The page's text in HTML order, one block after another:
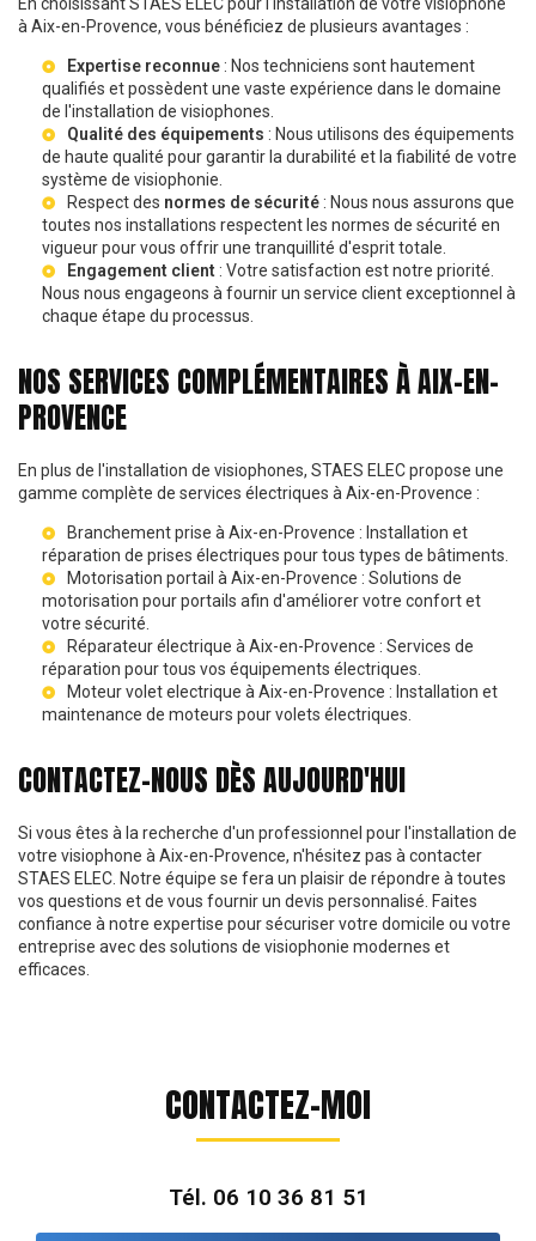
à Aix-en-Provence, vous bénéficiez de plusieurs avantages :
Expertise reconnue : Nos techniciens sont hautement
qualifiés et possèdent une vaste expérience dans le domaine
de l'installation de visiophones.
Qualité des équipements : Nous utilisons des équipements
de haute qualité pour garantir la durabilité et la fiabilité de votre
système de visiophonie.
Respect des normes de sécurité : Nous nous assurons que
toutes nos installations respectent les normes de sécurité en
vigueur pour vous offrir une tranquillité d'esprit totale.
Engagement client : Votre satisfaction est notre priorité.
Nous nous engageons à fournir un service client exceptionnel à
chaque étape du processus.
NOS SERVICES COMPLÉMENTAIRES À AIX-EN-
PROVENCE
En plus de l'installation de visiophones, STAES ELEC propose une
gamme complète de services électriques à Aix-en-Provence :
Branchement prise à Aix-en-Provence : Installation et
réparation de prises électriques pour tous types de bâtiments.
Motorisation portail à Aix-en-Provence : Solutions de
motorisation pour portails afin d'améliorer votre confort et
votre sécurité.
Réparateur électrique à Aix-en-Provence : Services de
réparation pour tous vos équipements électriques.
Moteur volet electrique à Aix-en-Provence : Installation et
maintenance de moteurs pour volets électriques.
CONTACTEZ-NOUS DÈS AUJOURD'HUI
Si vous êtes à la recherche d'un professionnel pour l'installation de
votre visiophone à Aix-en-Provence, n'hésitez pas à contacter
STAES ELEC. Notre équipe se fera un plaisir de répondre à toutes
vos questions et de vous fournir un devis personnalisé. Faites
confiance à notre expertise pour sécuriser votre domicile ou votre
entreprise avec des solutions de visiophonie modernes et
efficaces.
CONTACTEZ-MOI
Tél. 06 10 36 81 51